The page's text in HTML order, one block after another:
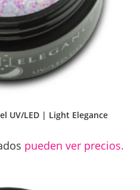
UV/LED | Light Elegance
pueden ver precios.